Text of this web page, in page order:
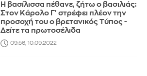
Η βασίλισσα πέθανε, ζήτω ο βασιλιάς:
Στον Κάρολο Γ' στρέφει πλέον την
προσοχή του ο βρετανικός Τύπος -
Δείτε τα πρωτοσέλιδα
09:56, 10.09.2022